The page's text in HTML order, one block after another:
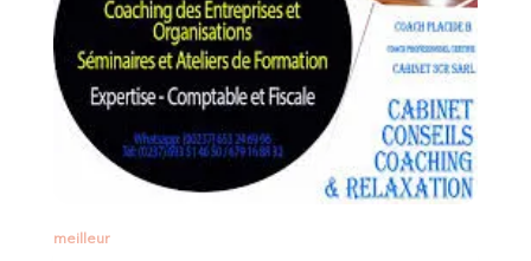
meilleur